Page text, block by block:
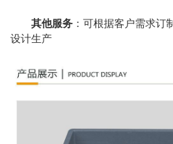
其他服务 ：可根据客户需求订
设计生产